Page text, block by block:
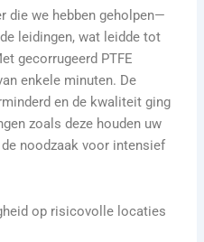
die we hebben geholpen—
leidingen, wat leidde tot
gecorrugeerd PTFE
enkele minuten. De
en de kwaliteit ging
zoals deze houden uw
noodzaak voor intensief
op risicovolle locaties